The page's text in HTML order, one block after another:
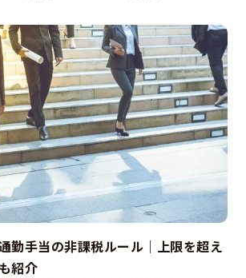
勤手当の非課税ルール｜上限を超え
紹介